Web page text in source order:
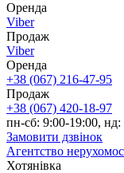
Оренда
Viber
Продаж
Viber
Оренда
+38 (067) 216-47-95
Продаж
+38 (067) 420-18-97
пн-сб: 9:00-19:00, нд:
Замовити дзвінок
Агентство
Хотянівка